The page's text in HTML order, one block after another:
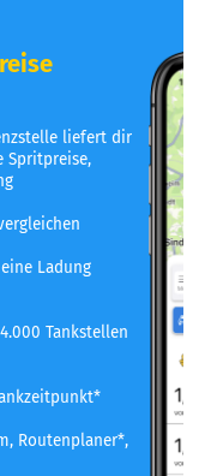
liefert dir
Spritpreise,
Ladung
Tankstellen
Routenplaner*,